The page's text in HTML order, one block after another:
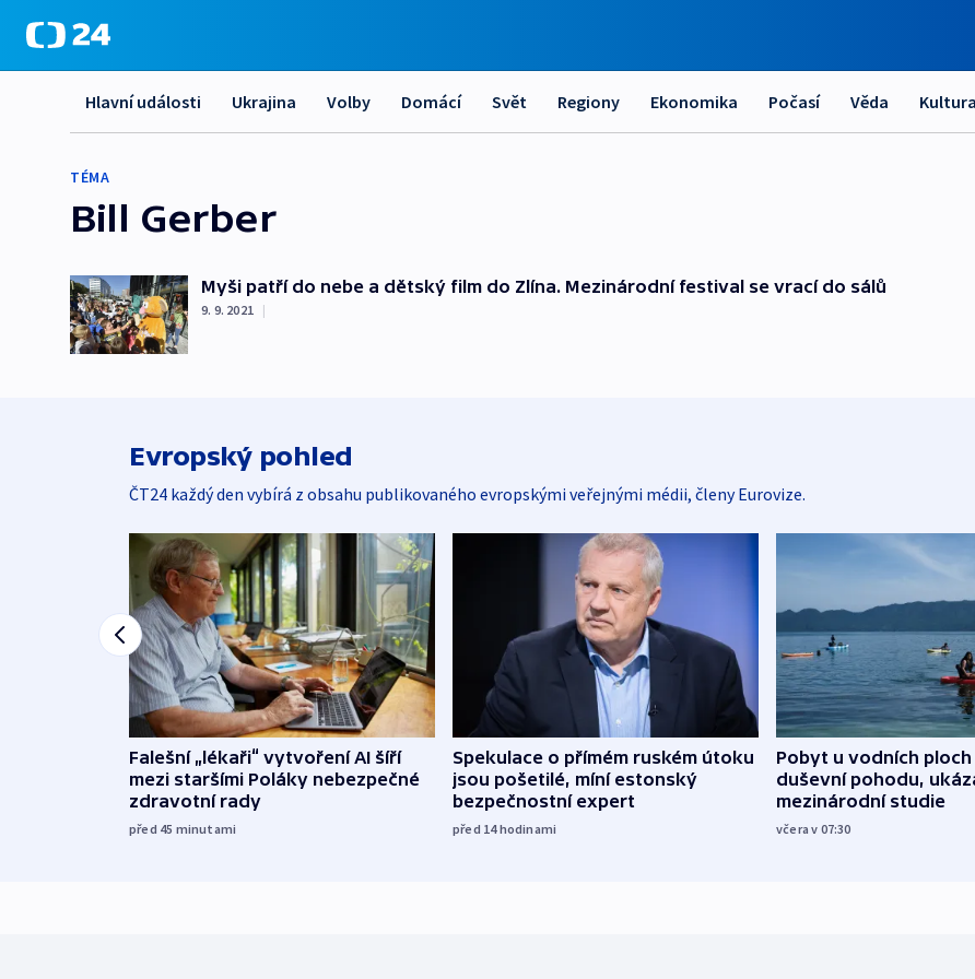
Hlavní události Ukrajina Volby Domácí Svět Regiony Ekonomika Počasí Věda Kultura
TÉMA
Bill Gerber
Myši patří do nebe a dětský film do Zlína. Mezinárodní festival se vrací do sálů
9. 9. 2021 |
Evropský pohled
ČT24 každý den vybírá z obsahu publikovaného evropskými veřejnými médii, členy Eurovize.
Falešní „lékaři“ vytvoření AI šíří
mezi staršími Poláky nebezpečné
zdravotní rady
před 45 minutami
Spekulace o přímém ruském útoku
jsou pošetilé, míní estonský
bezpečnostní expert
před 14hodinami
Pobyt u vodních
duševní pohodu,
mezinárodní studie
včera v 07:30